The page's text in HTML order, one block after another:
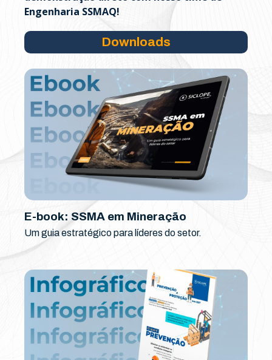
Engenharia SSMAQ!
Downloads
E-book: SSMA em Mineração
Um guia estratégico para líderes do setor.